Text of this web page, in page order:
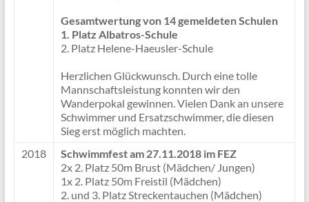
Gesamtwertung von 14 gemeldeten Schulen
1. Platz Albatros-Schule
2. Platz Helene-Haeusler-Schule
Herzlichen Glückwunsch. Durch eine tolle
Mannschaftsleistung konnten wir den
Wanderpokal gewinnen. Vielen Dank an unsere
Schwimmer und Ersatzschwimmer, die diesen
Sieg erst möglich machten.
2018
Schwimmfest am 27.11.2018 im FEZ
2x 2. Platz 50m Brust (Mädchen/ Jungen)
1x 2. Platz 50m Freistil (Mädchen)
2. und 3. Platz Streckentauchen (Mädchen)